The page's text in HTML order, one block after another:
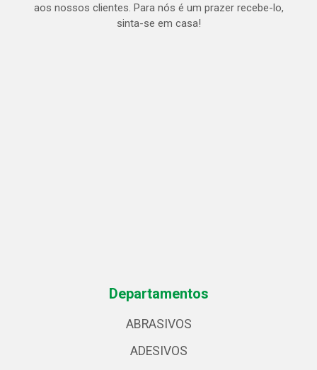
aos nossos clientes. Para nós é um prazer recebe-lo,
sinta-se em casa!
Departamentos
ABRASIVOS
ADESIVOS